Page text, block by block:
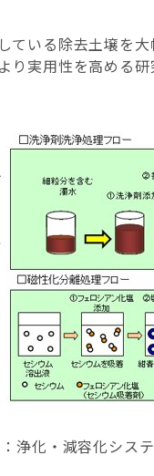
いる除去土壌を
実用性を高める研
浄化・減容化シス